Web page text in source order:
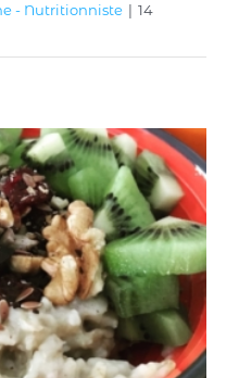
- Nutritionniste | 14